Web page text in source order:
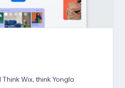
Wix, think Yonglo